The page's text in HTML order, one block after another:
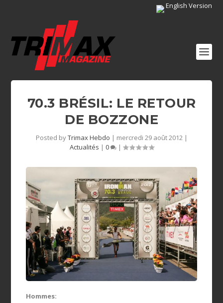
English Version
70.3 BRÉSIL: LE RETOUR
DE BOZZONE
Posted byTrimax Hebdo | mercredi 29 août 2012|
Actualités | 0 |
Hommes: